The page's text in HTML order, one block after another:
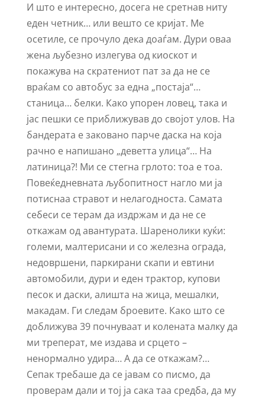
И што е интересно, досега не сретнав ниту
еден четник… или вешто се кријат. Ме
осетиле, се прочуло дека доаѓам. Дури оваа
жена љубезно излегува од киоскот и
покажува на скратениот пат за да не се
враќам со автобус за една „постаја“…
станица… белки. Како упорен ловец, така и
јас пешки се приближував до својот улов. На
бандерата е заковано парче даска на која
рачно е напишано „деветта улица“… На
латиница?! Ми се стегна грлото: тоа е тоа.
Повеќедневната љубопитност нагло ми ја
потиснаа стравот и нелагодноста. Самата
себеси се терам да издржам и да не се
откажам од авантурата. Шаренолики куќи:
големи, малтерисани и со железна ограда,
недовршени, паркирани скапи и евтини
автомобили, дури и еден трактор, купови
песок и даски, алишта на жица, мешалки,
макадам. Ги следам броевите. Како што се
доближува 39 почнуваат и колената малку да
ми треперат, ме издава и срцето –
ненормално удира… А да се откажам?…
Сепак требаше да се јавам со писмо, да
проверам дали и тој ја сака таа средба, да му